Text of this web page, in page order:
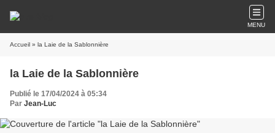
MENU
Accueil » la Laie de la Sablonnière
la Laie de la Sablonnière
Publié le 17/04/2024 à 05:34
Par Jean-Luc